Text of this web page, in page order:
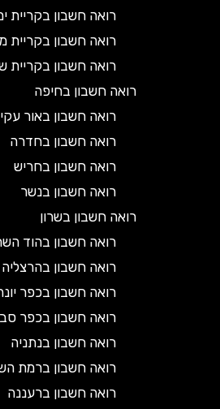
רואה חשבון בקריית ים
רואה חשבון בקריית מוצקין
רואה חשבון בקריית שמונה
רואה חשבון בחיפה
רואה חשבון באור עקיבא
רואה חשבון בחדרה
רואה חשבון בחריש
רואה חשבון בנשר
רואה חשבון בשרון
רואה חשבון בהוד השרון
רואה חשבון בהרצליה
רואה חשבון בכפר יונה
רואה חשבון בכפר סבא
רואה חשבון בנתניה
רואה חשבון ברמת השרון
רואה חשבון ברעננה